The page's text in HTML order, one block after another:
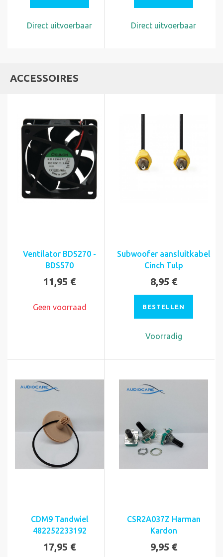
Direct uitvoerbaar Direct uitvoerbaar
ACCESSOIRES
Ventilator BDS270 -
BDS570
11,95 €
Geen voorraad
Subwoofer aansluitkabel
Cinch Tulp
8,95 €
BESTELLEN
Voorradig
CDM9 Tandwiel
482252233192
17,95 €
CSR2A037Z Harman
Kardon
9,95 €